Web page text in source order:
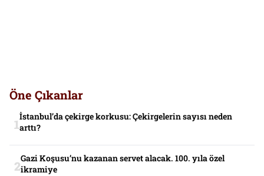
Öne Çıkanlar
İstanbul’da çekirge korkusu: Çekirgelerin sayısı neden
arttı?
Gazi Koşusu’nu kazanan servet alacak. 100. yıla özel
ikramiye